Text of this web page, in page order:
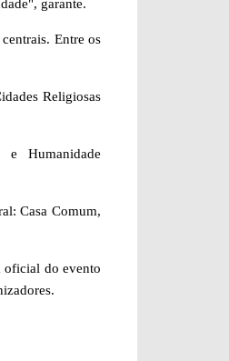
garante.
Entre os
Religiosas
Humanidade
Casa Comum,
oficial do evento